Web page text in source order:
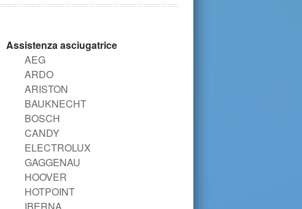
Assistenza asciugatrice
AEG
ARDO
ARISTON
BAUKNECHT
BOSCH
CANDY
ELECTROLUX
GAGGENAU
HOOVER
HOTPOINT